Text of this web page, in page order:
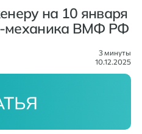
на 10 января
механика ВМФ РФ
3 минуты
10.12.2025